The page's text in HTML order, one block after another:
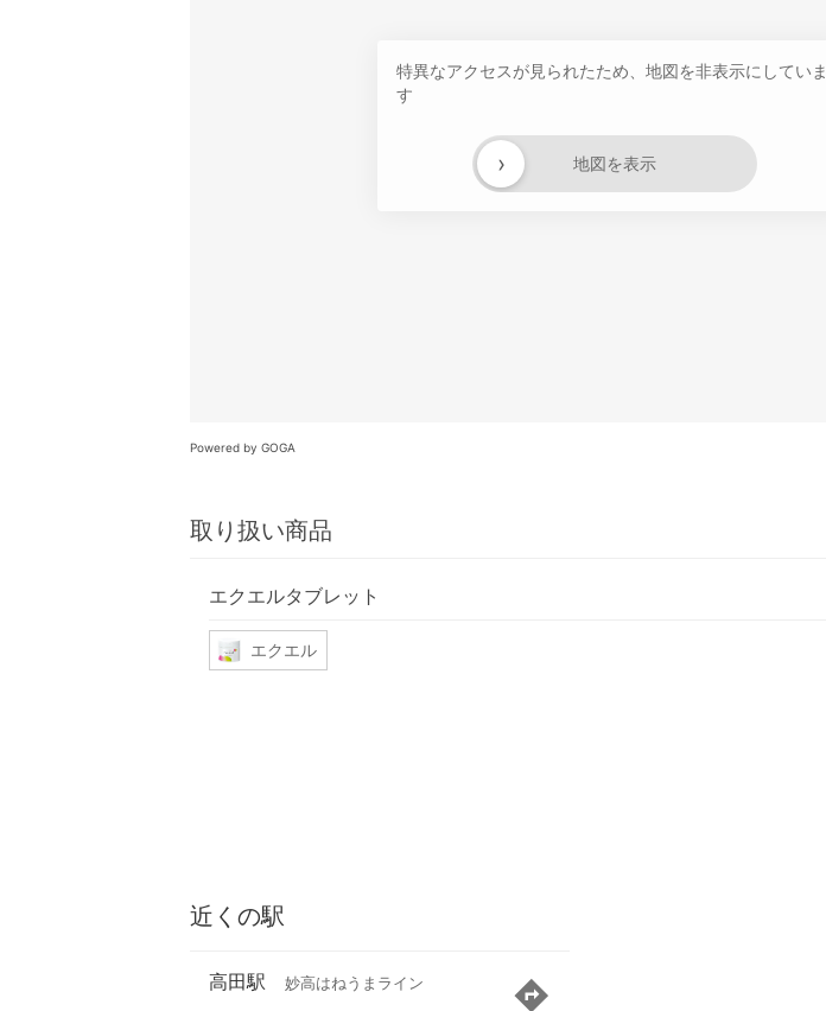
特異なアクセスが見られたため、地図を非表示にしていま
す
地図を表示
›
Powered by GOGA
取り扱い商品
エクエルタブレット
エクエル
近くの駅
高田駅 妙高はねうまライン